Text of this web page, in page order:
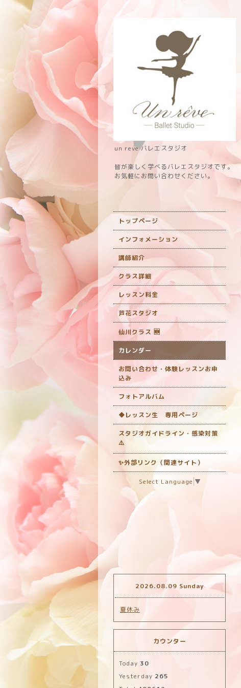
un reve バレエスタジオ
皆が楽しく学べるバレエスタジオです。
お気軽にお問い合わせください。
トップページ
インフォメーション
講師紹介
クラス詳細
レッスン料金
芦花スタジオ
仙川クラス 🆕
カレンダー
お問い合わせ・体験レッスンお申
込み
フォトアルバム
◆レッスン生 専用ページ
スタジオガイドライン・感染対策
‎⚠️
✨外部リンク（関連サイト）
Select Language ▼
2026.08.09 Sunday
夏休み
カウンター
Today 30
Yesterday 265